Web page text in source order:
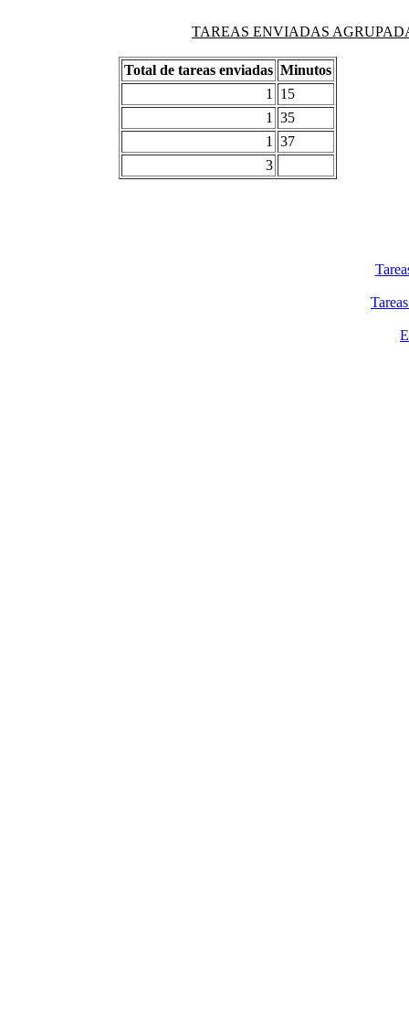
TAREAS ENVIADAS
Total de tareas enviadas Minutos
1
15
1
35
1
37
3